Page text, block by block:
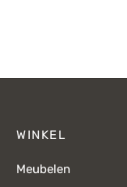
WINKEL
Meubelen